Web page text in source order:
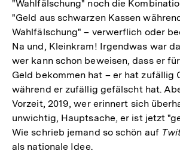
"Wahlfälschung" noch die
"Geld aus schwarzen Kassen
Wahlfälschung" – verwerflich oder
Na und, Kleinkram! Irgendwas war
wer kann schon beweisen, dass er
Geld bekommen hat – er hat zufällig
während er zufällig gefälscht hat.
Vorzeit, 2019, wer erinnert sich
unwichtig, Hauptsache, er ist jetzt
Wie schrieb jemand so schön auf
als nationale Idee.